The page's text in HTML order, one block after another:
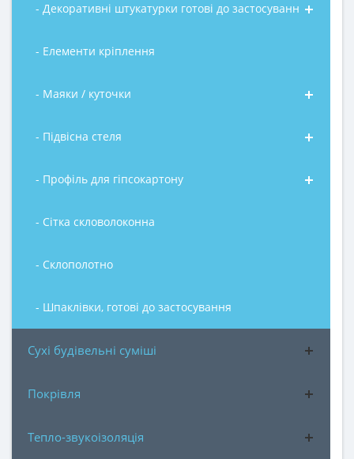
- Декоративні штукатурки готові до застосування
- Елементи кріплення
- Маяки / куточки
- Підвісна стеля
- Профіль для гіпсокартону
- Сітка скловолоконна
- Склополотно
- Шпаклівки, готові до застосування
Сухі будівельні суміші
Покрівля
Тепло-звукоізоляція